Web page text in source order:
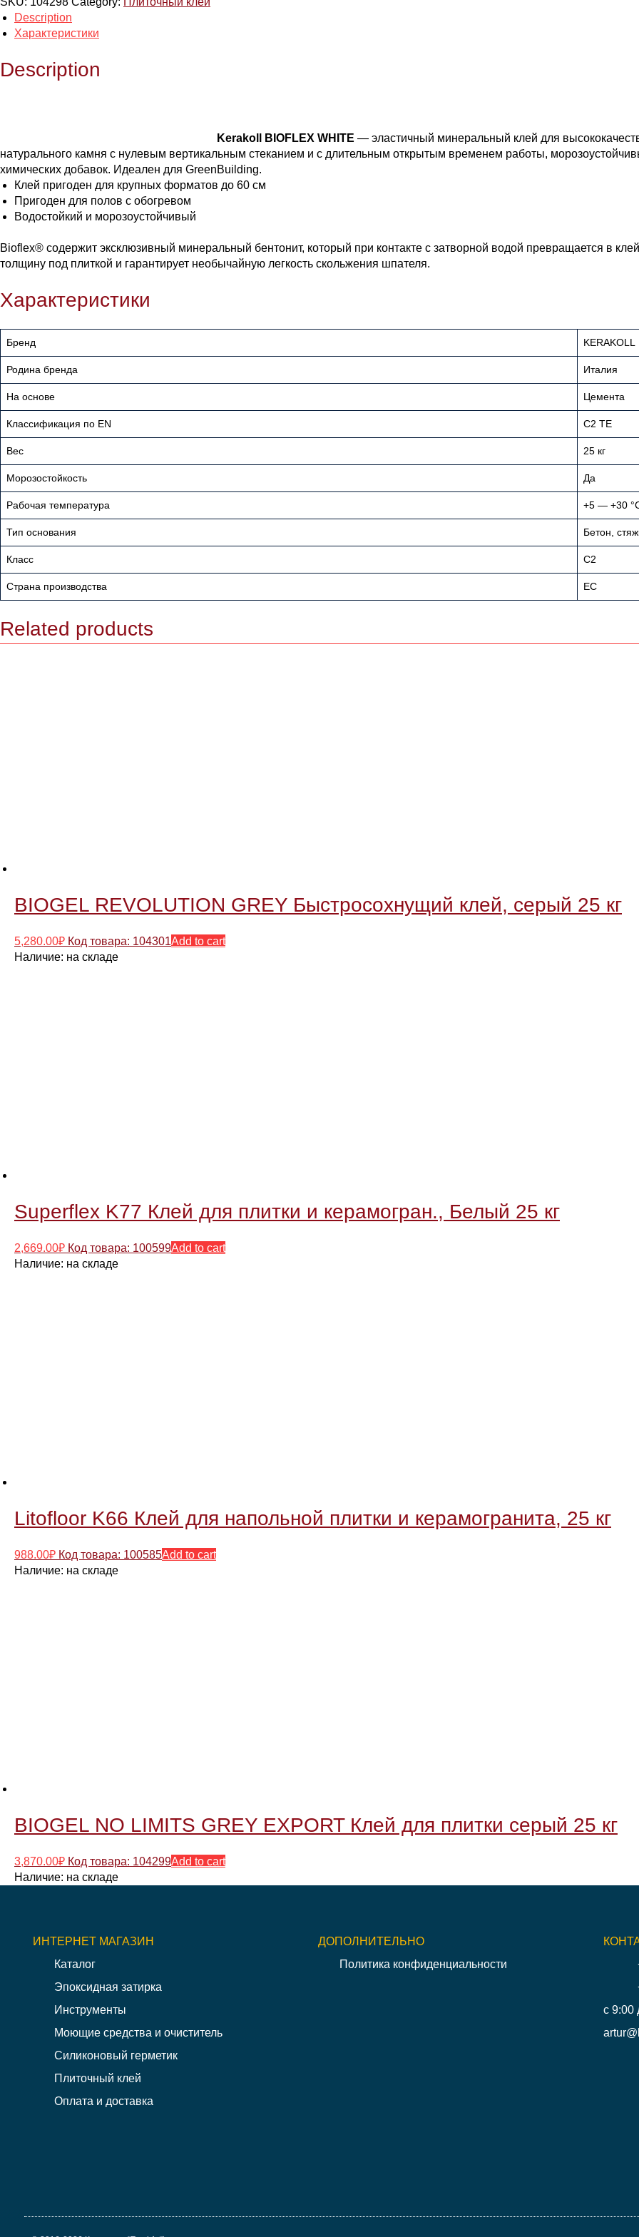
Description
Характеристики
Description
Kerakoll BIOFLEX WHITE — эластичный минеральный клей для
натурального камня с нулевым вертикальным стеканием и с длительным открытым временем работы,
химических добавок. Идеален для GreenBuilding.
Клей пригоден для крупных форматов до 60 см
Пригоден для полов с обогревом
Водостойкий и морозоустойчивый
Bioflex® содержит эксклюзивный минеральный бентонит, который при контакте с затворной водой превращается в
толщину под плиткой и гарантирует необычайную легкость скольжения шпателя.
Характеристики
Бренд KERAKOLL
Родина бренда Италия
На основе Цемента
Классификация по EN С2 ТE
Вес 25 кг
Морозостойкость Да
Рабочая температура +5 — +30
Тип основания Бетон,
Класс C2
Страна производства ЕС
Related products
BIOGEL REVOLUTION GREY Быстросохнущий клей, серый 25 кг
5,280.00₽ Код товара: 104301Add to cart
Наличие: на складе
Superflex K77 Клей для плитки и керамогран., Белый 25 кг
2,669.00₽ Код товара: 100599Add to cart
Наличие: на складе
Litofloor K66 Клей для напольной плитки и керамогранита, 25 кг
988.00₽ Код товара: 100585Add to cart
Наличие: на складе
BIOGEL NO LIMITS GREY EXPORT Клей для плитки серый 25 кг
3,870.00₽ Код товара: 104299Add to cart
Наличие: на складе
ИНТЕРНЕТ МАГАЗИН
Каталог
Эпоксидная затирка
Инструменты
Моющие средства и очиститель
Силиконовый герметик
Плиточный клей
Оплата и доставка
ДОПОЛНИТЕЛЬНО
Политика конфиденциальности
с 9:00